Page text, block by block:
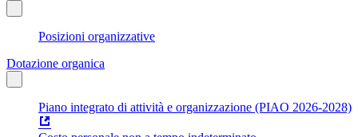
Posizioni organizzative
Dotazione organica
Piano integrato di attività e organizzazione (PIAO 2026-2028)